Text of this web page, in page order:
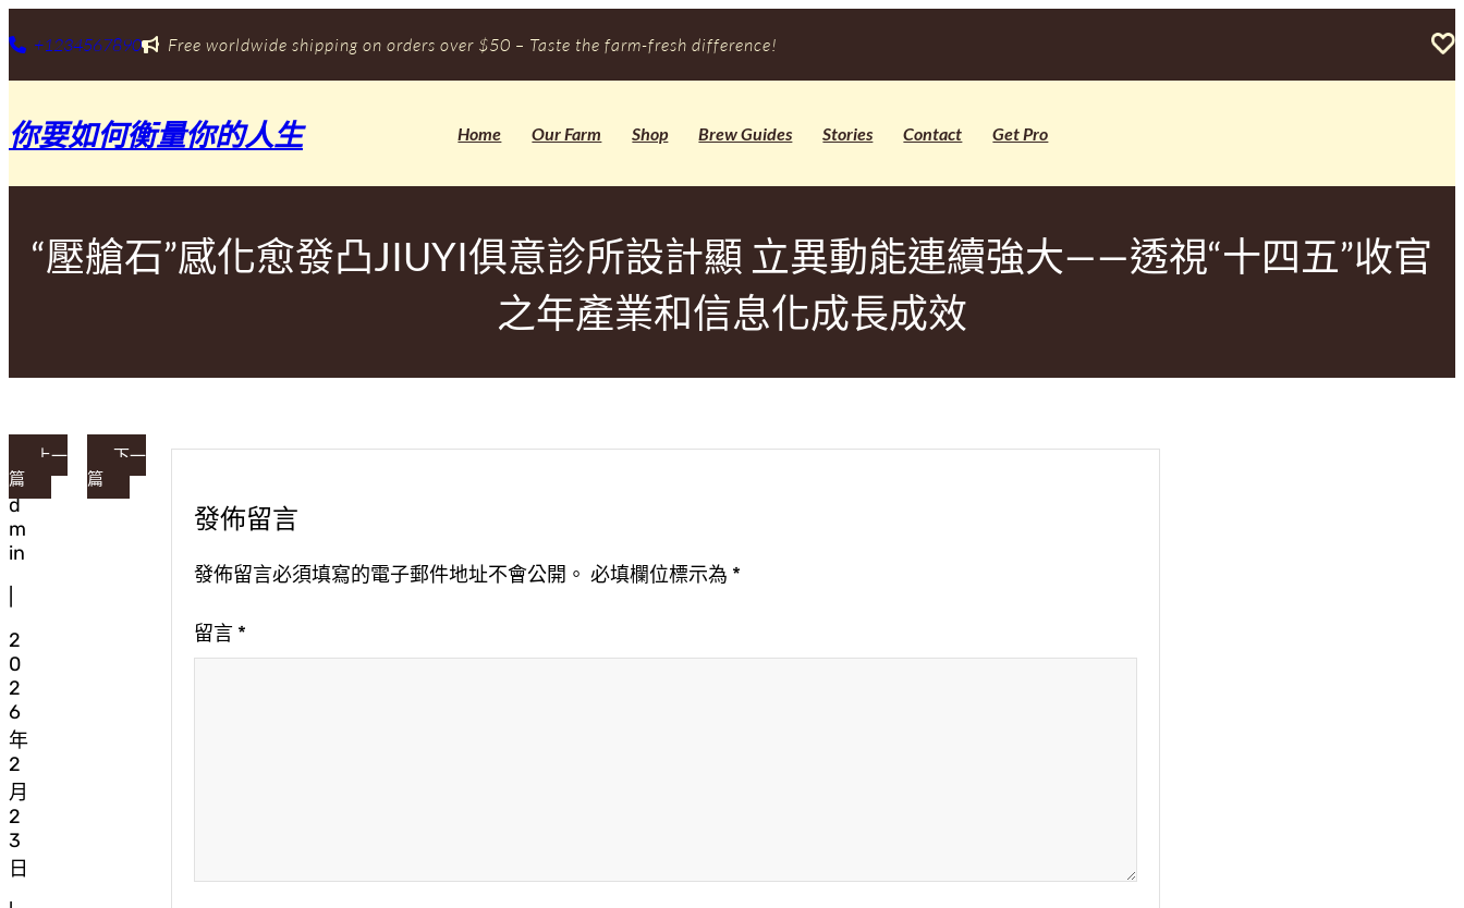
至
要
容
+1234567890 Free worldwide shipping on orders over $50 – Taste the farm-fresh difference!
你要如何衡量你的人生 Home Our Farm Shop Brew Guides Stories Contact Get Pro
“壓艙石”感化愈發凸JIUYI俱意診所設計顯 立異動能連續強大——透視“十四五”收官
之年產業和信息化成長成效
a
d
m
in
2
0
2
6
年
2
月
2
3
日
上一
篇
下一
篇
發佈留言
發佈留言必須填寫的電子郵件地址不會公開。 必填欄位標示為 *
留言 *